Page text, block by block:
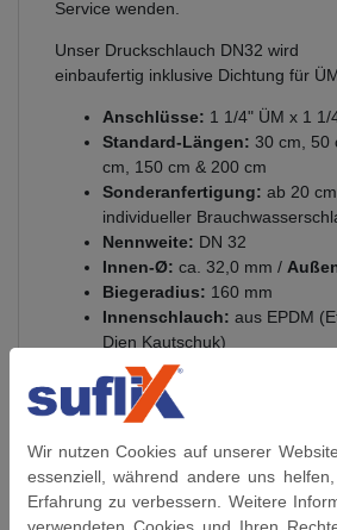
Service wenden.
Unser Druckschlauch DN32 wird
einbaufertig inklusive Dichtung für
Anschlüsse: 1 1/4" ÜM x 1 1/
Standard-Längen: 30 cm, 50
cm, 150 cm & 200 cm
Sonderanfertigung: ab 20
individueller
Nennweite: DN 32
Innen-Ø: ca. 32,0 mm /
Biegeradius: 160 mm
Innenschlauch: aus EPDM
Dien Kautschuk)
Presshülsen:
Anschlüsse:
Umflechtung:
Betriebsdruck:
bis 10 bar
Glycolgehalt bis 60°C: 100%
Glycolgehalt bis 95°C
50%
Ozonbeständigkeit
: GUT
Wir nutzen Cookies auf unserer
essenziell, während andere uns
Erfahrung zu verbessern. Weitere
verwendeten Cookies und Ihren